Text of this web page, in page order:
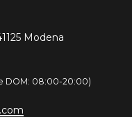
Modena
DOM: 08:00-20:00)